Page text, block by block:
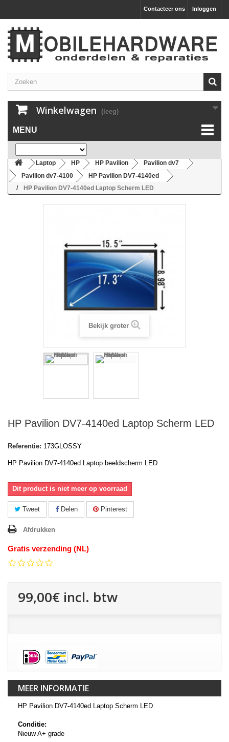
Inloggen
Contacteer ons
Winkelwagen (leeg)
MENU
Laptop HP HP Pavilion
Pavilion dv7
Pavilion dv7-4100
HP Pavilion DV7-4140ed
HP Pavilion DV7-4140ed Laptop Scherm LED
Bekijk groter
HP Pavilion DV7-4140ed Laptop Scherm LED
Referentie: 173GLOSSY
HP Pavilion DV7-4140ed Laptop beeldscherm LED
Dit product is niet meer op voorraad
Tweet Delen Pinterest
Afdrukken
Gratis verzending (NL)
99,00€ incl. btw
MEER INFORMATIE
HP Pavilion DV7-4140ed Laptop Scherm LED
Conditie:
Nieuw A+ grade